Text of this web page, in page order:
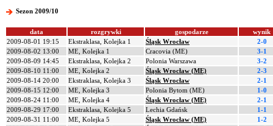
Sezon 2009/10
data rozgrywki gospodarze
wynik
2009-08-01 19:15
Ekstraklasa, Kolejka 1 Śląsk Wrocław
2-0
2009-08-02 13:00
ME, Kolejka 1 Cracovia (ME)
3-1
2009-08-09 14:45
Ekstraklasa, Kolejka 2 Polonia Warszawa
3-2
2009-08-10 11:00
ME, Kolejka 2 Śląsk Wrocław (ME)
2-3
2009-08-14 20:00
Ekstraklasa, Kolejka 3 Śląsk Wrocław
2-1
2009-08-15 12:00
ME, Kolejka 3 Polonia Bytom (ME)
1-0
2009-08-24 11:00
ME, Kolejka 4 Śląsk Wrocław (ME)
2-1
2009-08-29 17:00
Ekstraklasa, Kolejka 5 Lechia Gdańsk
1-1
2009-08-31 11:00
ME, Kolejka 5 Śląsk Wrocław (ME)
1-2